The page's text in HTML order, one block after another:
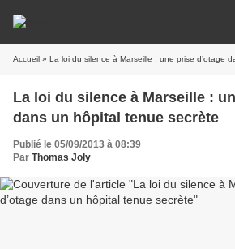
Accueil » La loi du silence à Marseille : une prise d’otage
La loi du silence à Marseille :
dans un hôpital tenue secrète
Publié le 05/09/2013 à 08:39
Par Thomas Joly